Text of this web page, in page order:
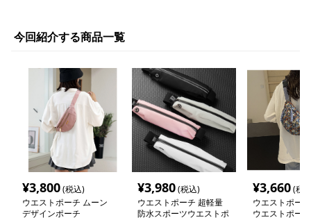
今回紹介する商品一覧
¥3,800(税込)
ウエストポーチ ムーン
デザインポーチ
¥3,980(税込)
ウエストポーチ 超軽量
防水スポーツウエストポ
¥3,660(税
ウエストポー
ウエストポーチ